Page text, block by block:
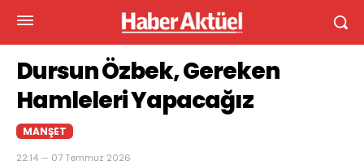
Dursun Özbek, Gereken
Hamleleri Yapacağız
MANŞET
22:14 — 07 Temmuz 2026